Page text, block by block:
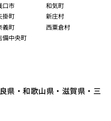
口市
和気町
掛町
新庄村
義町
西粟倉村
備中央町
県・和歌山県・滋賀県・三